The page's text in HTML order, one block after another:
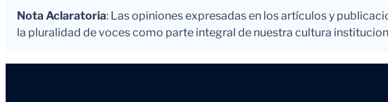
Nota Aclaratoria: Las opiniones expresadas en los artículos y
la pluralidad de voces como parte integral de nuestra cultura